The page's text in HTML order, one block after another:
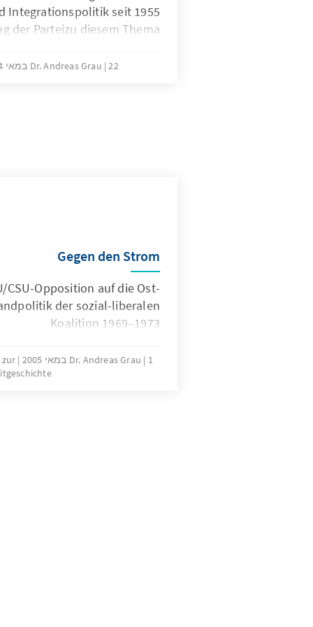
Integrationspolitik seit 1955
der Parteizu diesem Thema
Dr. Andreas Grau 22 במאי 2014
Gegen den Strom
CSU-Opposition auf die Ost-
der sozial-liberalen
Koalition 1969–1973
Dr. Andreas Grau 1 במאי 2005